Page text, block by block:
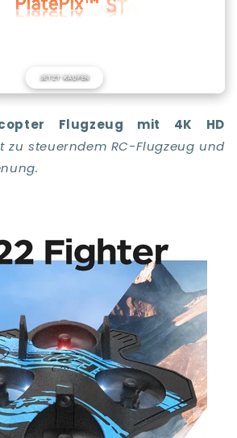
JETZT KAUFEN
Flugzeug mit 4K HD
zu steuerndem RC-Flugzeug und